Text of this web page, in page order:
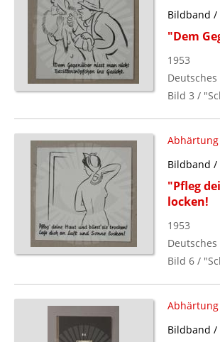
Bildband /
"Dem
1953
Bild 3 /
Abhärtung
Bildband /
"Pfleg
locken!
1953
Bild 6 /
Abhärtung
Bildband /